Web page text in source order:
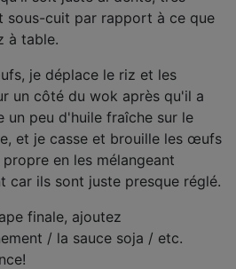
sous-cuit par rapport à ce que
à table.
je déplace le riz et les
un côté du wok après qu'il a
un peu d'huile fraîche sur le
et je casse et brouille les œufs
en les mélangeant
car ils sont juste presque réglé.
finale, ajoutez
/ la sauce soja / etc.